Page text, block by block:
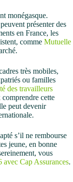
monégasque.
présenter des
en France, les
comme Mutuelle
très mobiles,
ou familles
des travailleurs
cette
peut devenir
s’il ne rembourse
jeune, en bonne
vous
avec Cap Assurances.